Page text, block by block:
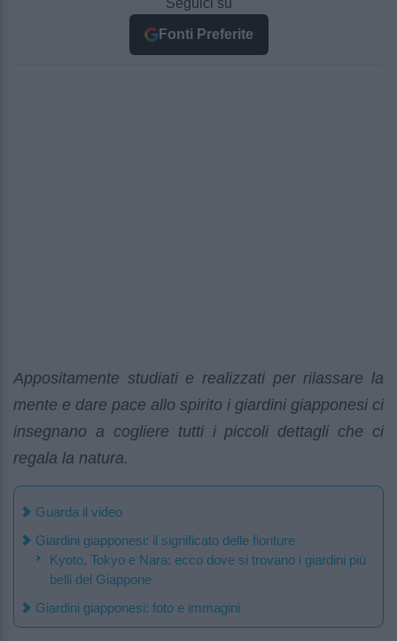
Seguici su
Fonti Preferite
Appositamente studiati e realizzati per rilassare la
mente e dare pace allo spirito i giardini giapponesi ci
insegnano a cogliere tutti i piccoli dettagli che ci
regala la natura.
Guarda il video
Giardini giapponesi: il significato delle fioriture
Kyoto, Tokyo e Nara: ecco dove si trovano i giardini più
belli del Giappone
Giardini giapponesi: foto e immagini